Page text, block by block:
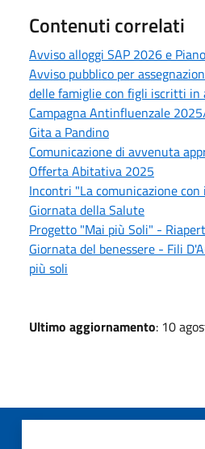
Contenuti correlati
Avviso alloggi SAP 2026 e
Avviso pubblico per
delle famiglie con figli iscritti
Campagna Antinfluenzale
Gita a Pandino
Comunicazione di avvenuta
Offerta Abitativa 2025
Incontri "La comunicazione
Giornata della Salute
Progetto "Mai più Soli" -
Giornata del benessere - Fili
più soli
Ultimo aggiornamento: 10